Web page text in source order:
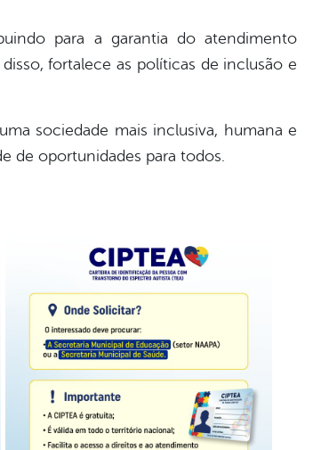
para a garantia do atendimento
fortalece as políticas de inclusão e
sociedade mais inclusiva, humana e
de oportunidades para todos.